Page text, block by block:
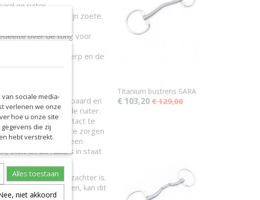
en ruiter.
andere door zijn zoete
over de tong voor
comfortabele ontwerp en de
ervaring voor het paard en
met de hand van de ruiter.
en het contact te
tonggedeelte zorgen
paarden. Door een
stelt dit bit ruiters in staat
het materiaal wat zachter is.
op het bit te kauwen, kan dit
Titanium bustrens SARA
€ 103,20 € 129,00
sociale media-
verlenen we onze
hoe u onze site
die zij
hebt verstrekt.
Alles toestaan
niet akkoord